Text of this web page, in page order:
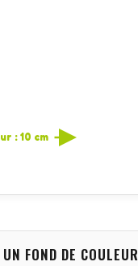
: 10 cm
FOND DE COULEUR